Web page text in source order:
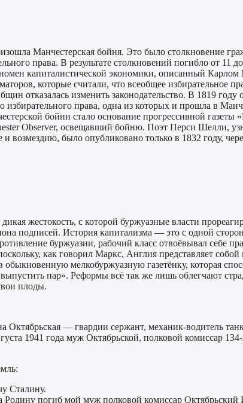
Манчестерская бойня. Это было столкновение
права. В результате столкновений погибло от
капиталистической экономики, описанный
которые считали, что всеобщее
отказалась изменить законодательство. В 1819 году
права, одна из которых и прошла в
бойни стало основание прогрессивной
Observer, освещавший бойню. Поэт Перси Шелли,
возмездию, было опубликовано только в 1832 году,
жестокость, с которой буржуазные власти
подписей. История капитализма — это с одной
буржуазии, рабочий класс отвоёвывал себе
как говорил Маркс, Англия представляет
обыкновенную мелкобуржуазную газетёнку, которая
пар». Реформы всё так же лишь облегчают
плоды.
Октябрьская — гвардии сержант, механик-водитель
1941 года муж Октябрьской, полковой комиссар
Сталину.
погиб мой муж полковой комиссар Октябрьский